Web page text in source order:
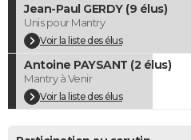
COPAINS D'AVANT
S'inscrire
Se connecter
Lycées
Collèges
Primaires
Universités
Entreprises
Service militaire
Avis de recherche
AVIS DE DÉCÈS
FORUM
Bricolage
Lifestyle
Culture
Sport
Auto
Television
Voyage
Cinema
Jean-Paul GERDY (9 élus)
Unis pour Mantry
Voir la liste des élus
Antoine PAYSANT (2 élus)
Mantry à Venir
Voir la liste des élus